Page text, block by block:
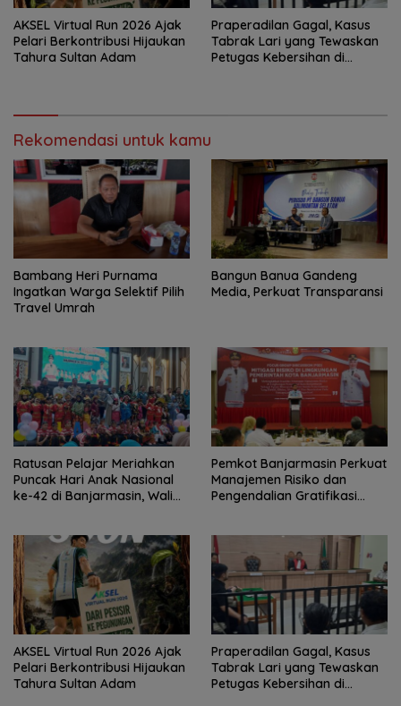
AKSEL Virtual Run 2026 Ajak
Pelari Berkontribusi Hijaukan
Tahura Sultan Adam
Praperadilan Gagal, Kasus
Tabrak Lari yang Tewaskan
Petugas Kebersihan di
Rekomendasi untuk kamu
Bambang Heri Purnama
Ingatkan Warga Selektif Pilih
Travel Umrah
Bangun Banua Gandeng
Media, Perkuat Transparansi
Ratusan Pelajar Meriahkan
Puncak Hari Anak Nasional
ke-42 di Banjarmasin, Wali
Pemkot Banjarmasin Perkuat
Manajemen Risiko dan
Pengendalian Gratifikasi
AKSEL Virtual Run 2026 Ajak
Pelari Berkontribusi Hijaukan
Tahura Sultan Adam
Praperadilan Gagal, Kasus
Tabrak Lari yang Tewaskan
Petugas Kebersihan di